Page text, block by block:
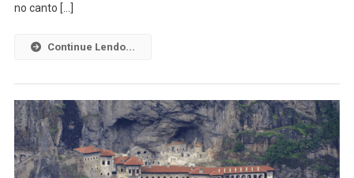
no canto […]
Continue Lendo...